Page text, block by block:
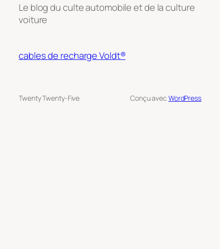
Le blog du culte automobile et de la culture
voiture
cables de recharge Voldt®
Twenty Twenty-Five Conçu avec WordPress